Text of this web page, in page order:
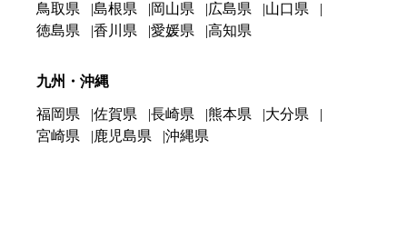
鳥取県 島根県 岡山県 広島県
山口県
徳島県
香川県 愛媛県 高知県
九州・沖縄
福岡県 佐賀県 長崎県 熊本県
大分県
宮崎県
鹿児島県 沖縄県